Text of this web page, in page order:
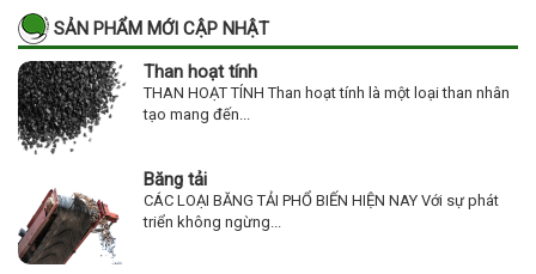
SẢN PHẨM MỚI CẬP NHẬT
Than hoạt tính
THAN HOẠT TÍNH Than hoạt tính là một loại than nhân
tạo mang đến...
Băng tải
CÁC LOẠI BĂNG TẢI PHỔ BIẾN HIỆN NAY Với sự phát
triển không ngừng...